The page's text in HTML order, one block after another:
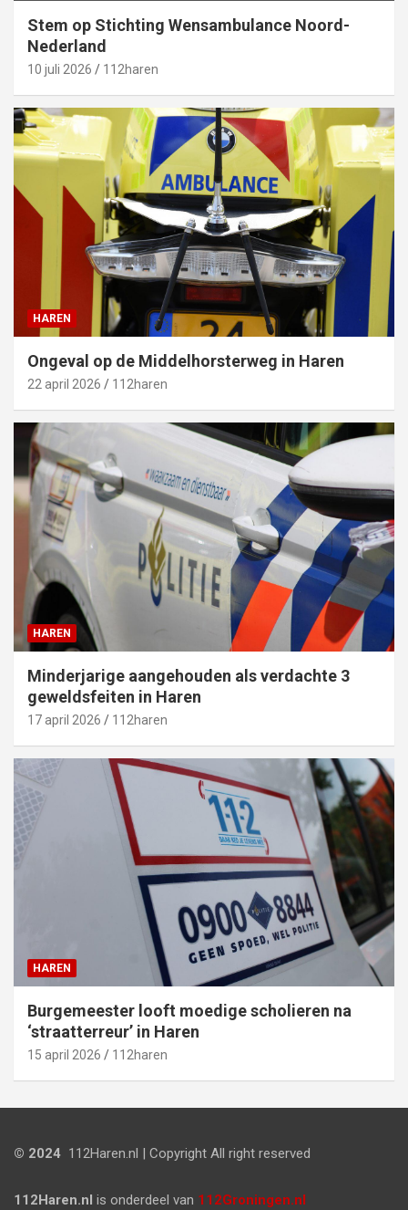
Stem op Stichting Wensambulance Noord-
Nederland
10 juli 2026 112haren
HAREN
Ongeval op de Middelhorsterweg in Haren
22 april 2026 112haren
HAREN
Minderjarige aangehouden als verdachte 3
geweldsfeiten in Haren
17 april 2026 112haren
HAREN
Burgemeester looft moedige scholieren na
‘straatterreur’ in Haren
15 april 2026 112haren
© 2024 112Haren.nl | Copyright All right reserved
112Haren.nl is onderdeel van 112Groningen.nl